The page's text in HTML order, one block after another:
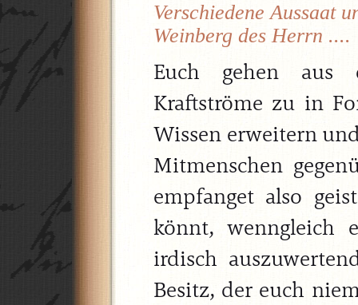
Verschiedene Aussaat
Weinberg des Herrn ....
Euch gehen aus
Kraftströme zu in
Wissen erweitern
Mitmenschen
empfanget also
könnt, wenngleich
irdisch
Besitz, der euch